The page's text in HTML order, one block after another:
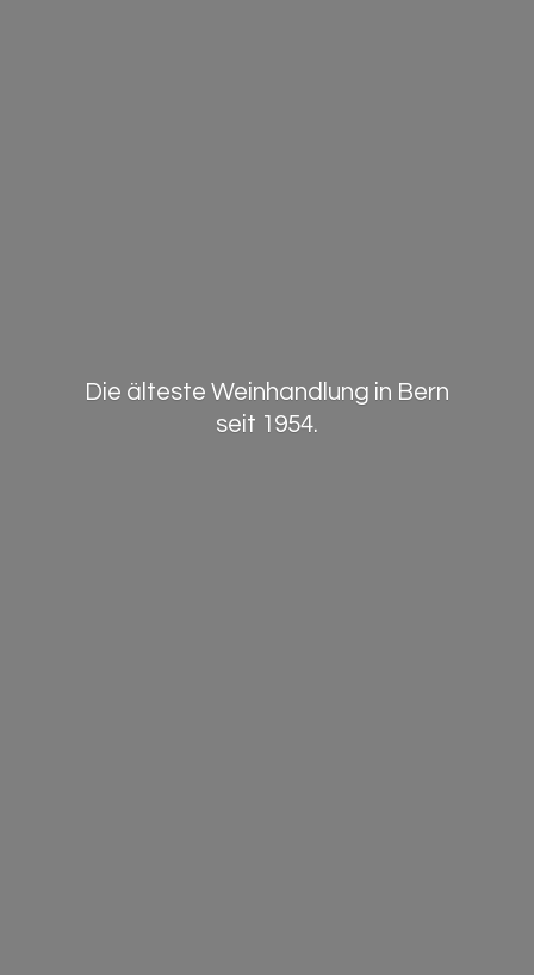
Die älteste Weinhandlung in Bern
seit 1954.